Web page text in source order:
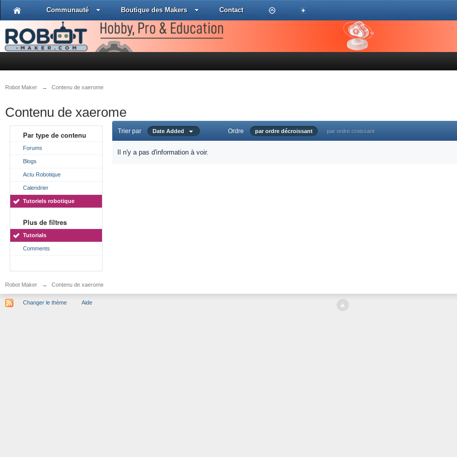
Communauté Boutique des Makers Contact
Robot Maker → Contenu de xaerome
Contenu de xaerome
Par type de contenu
Forums
Blogs
Actu Robotique
Calendrier
Tutoriels robotique
Plus de filtres
Tutorials
Comments
Trier par Date Added Ordre par ordre décroissant par ordre croissant
Il n'y a pas d'information à voir.
Robot Maker → Contenu de xaerome
Changer le thème Aide